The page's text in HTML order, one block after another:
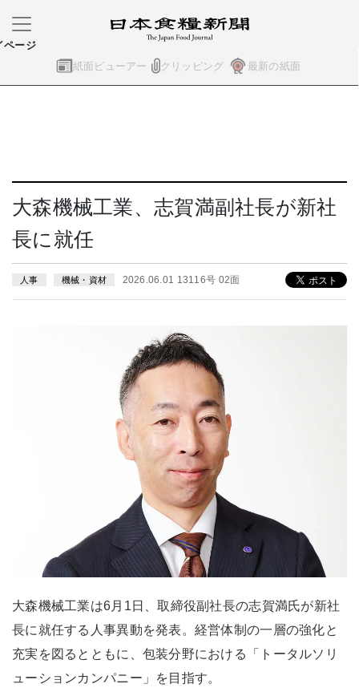
紙面ビューアー クリッピング 最新の紙面
ページ
大森機械工業、志賀満副社長が新社
長に就任
人事 機械・資材 2026.06.01 13116号 02面
大森機械工業は6月1日、取締役副社長の志賀満氏が新社
長に就任する人事異動を発表。経営体制の一層の強化と
充実を図るとともに、包装分野における「トータルソリ
ューションカンパニー」を目指す。